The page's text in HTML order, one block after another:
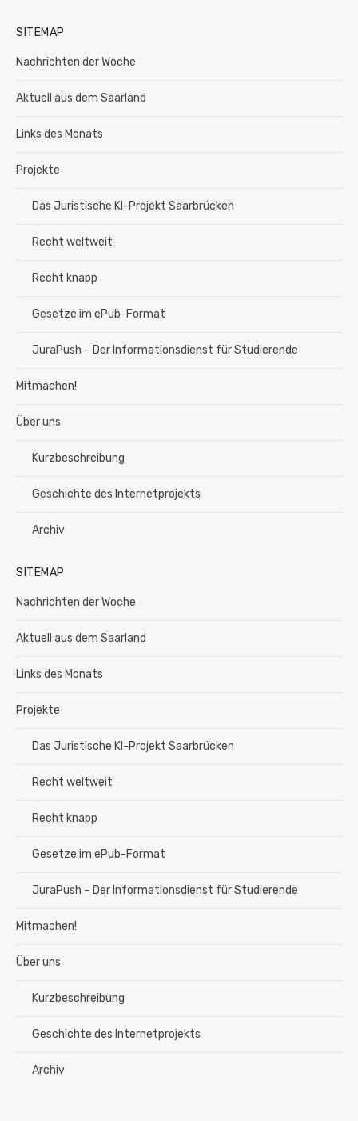
SITEMAP
Nachrichten der Woche
Aktuell aus dem Saarland
Links des Monats
Projekte
Das Juristische KI-Projekt Saarbrücken
Recht weltweit
Recht knapp
Gesetze im ePub-Format
JuraPush – Der Informationsdienst für Studierende
Mitmachen!
Über uns
Kurzbeschreibung
Geschichte des Internetprojekts
Archiv
SITEMAP
Nachrichten der Woche
Aktuell aus dem Saarland
Links des Monats
Projekte
Das Juristische KI-Projekt Saarbrücken
Recht weltweit
Recht knapp
Gesetze im ePub-Format
JuraPush – Der Informationsdienst für Studierende
Mitmachen!
Über uns
Kurzbeschreibung
Geschichte des Internetprojekts
Archiv